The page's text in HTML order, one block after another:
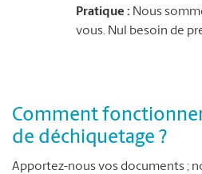
Pratique : Nous
vous. Nul besoin de
Comment
de déchiquetage ?
Apportez-nous vos documents ;